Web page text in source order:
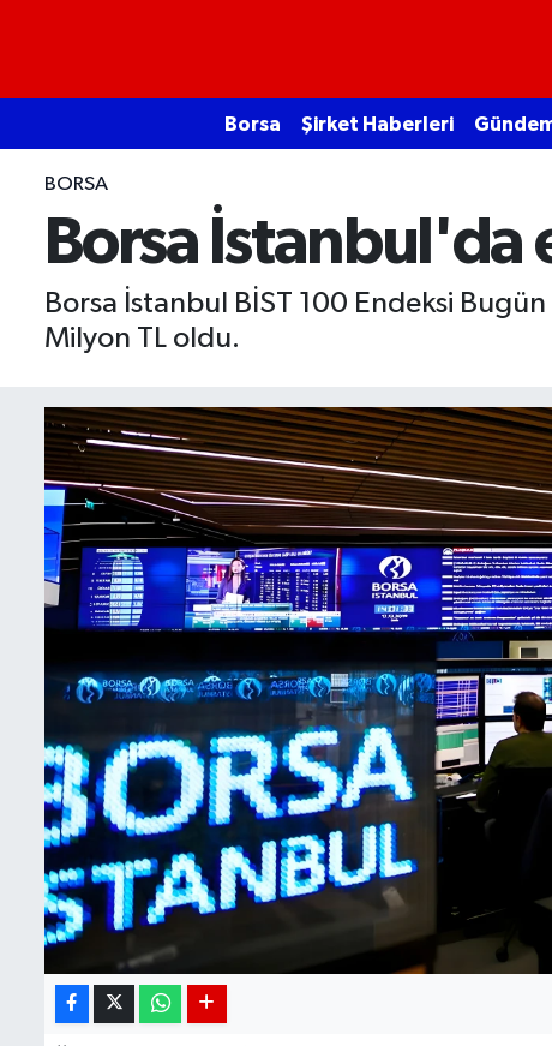
Borsa Şirket Haberleri
BORSA
Borsa İstanbul'da
Borsa İstanbul BİST 100 Endeksi
Milyon TL oldu.
Ekonomi
Emtia
Gündem
Şirket Haberleri
Borsa Gundem
BIST 100 Isı Haritası
Ekonomik Takvim
Kiripto Para Piyasası
Gizlilik Sözleşmesi
Hakkımızda
İletişim